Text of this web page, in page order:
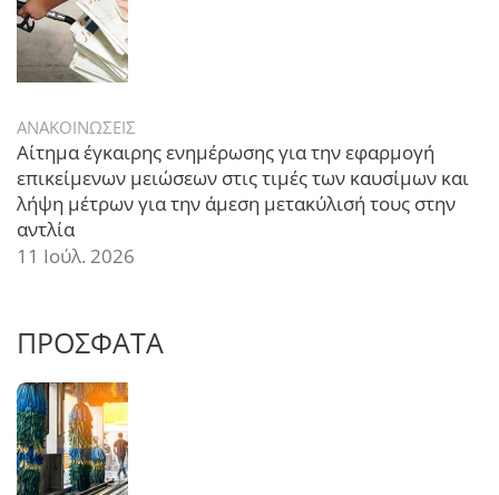
ΑΝΑΚΟΙΝΩΣΕΙΣ
Αίτημα έγκαιρης ενημέρωσης για την εφαρμογή
επικείμενων μειώσεων στις τιμές των καυσίμων και
λήψη μέτρων για την άμεση μετακύλισή τους στην
αντλία
11 Ιούλ. 2026
ΠΡΟΣΦΑΤΑ